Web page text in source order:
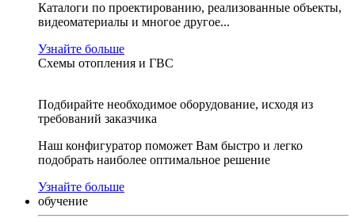
Каталоги по проектированию, реализованные объекты,
видеоматериалы и многое другое...
Узнайте больше
Схемы отопления и ГВС
Подбирайте необходимое оборудование, исходя из
требований заказчика
Наш конфигуратор поможет Вам быстро и легко
подобрать наиболее оптимальное решение
Узнайте больше
обучение